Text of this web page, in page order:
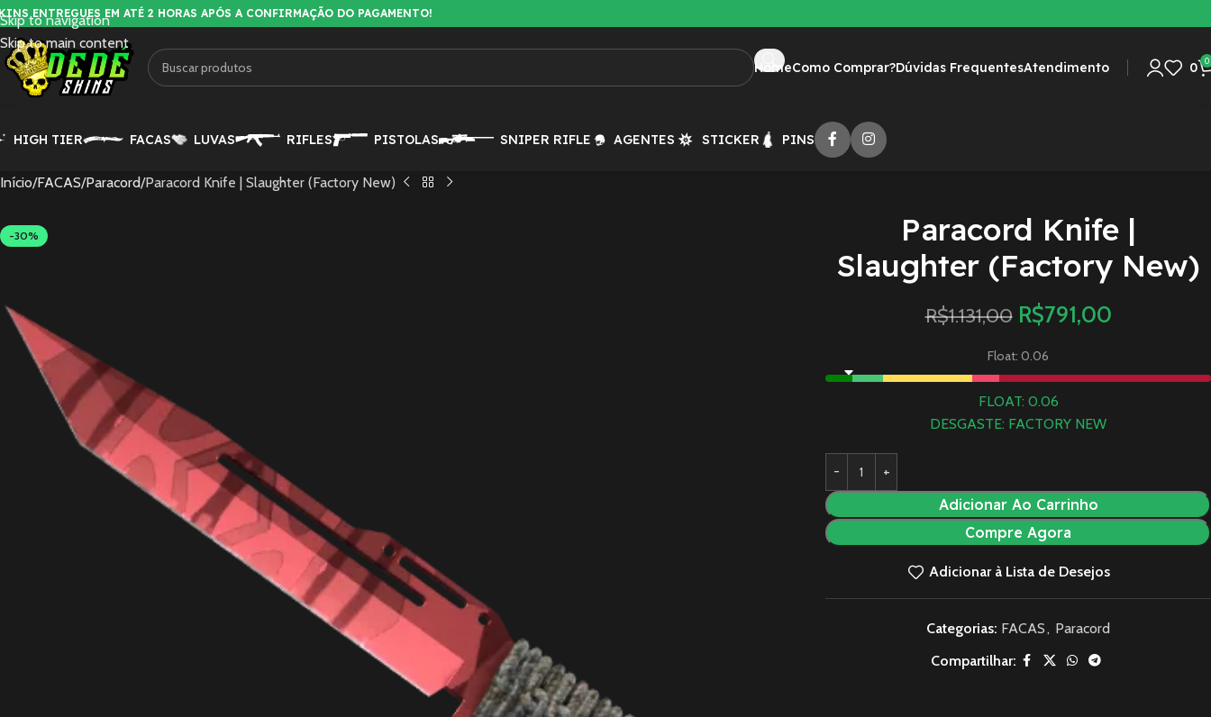
Skip to navigation
Skip to main content
ENTREGUES EM ATÉ 2 HORAS APÓS A CONFIRMAÇÃO DO PAGAMENTO!
HomeComo Comprar?Dúvidas FrequentesAtendimento 0 0
HIGH TIER FACAS LUVAS RIFLES PISTOLAS SNIPER RIFLE AGENTES STICKER PINS
Início FACAS Paracord Paracord Knife | Slaughter (Factory New)
-30%
Paracord Knife |
Slaughter (Factory New)
R$1.131,00 R$791,00
Float: 0.06
FLOAT: 0.06
DESGASTE: FACTORY NEW
Adicionar Ao Carrinho
Compre Agora
Adicionar à Lista de Desejos
Categorias: FACAS, Paracord
Compartilhar: